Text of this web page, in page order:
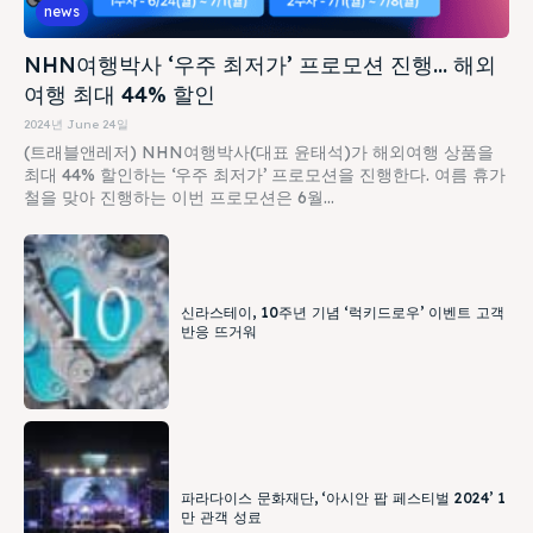
news
NHN여행박사 ‘우주 최저가’ 프로모션 진행… 해외
여행 최대 44% 할인
2024년 June 24일
(트래블앤레저) NHN여행박사(대표 윤태석)가 해외여행 상품을
최대 44% 할인하는 ‘우주 최저가’ 프로모션을 진행한다. 여름 휴가
철을 맞아 진행하는 이번 프로모션은 6월...
신라스테이, 10주년 기념 ‘럭키드로우’ 이벤트 고객
반응 뜨거워
파라다이스 문화재단, ‘아시안 팝 페스티벌 2024’ 1
만 관객 성료